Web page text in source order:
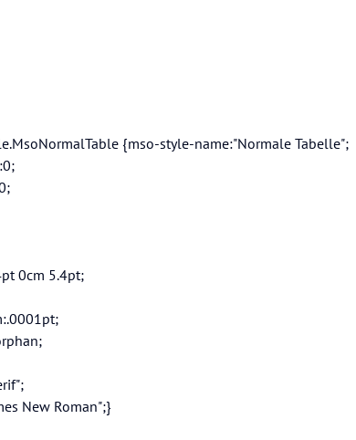
{mso-style-name:"Normale Tabelle";
0cm 5.4pt;
New Roman";}